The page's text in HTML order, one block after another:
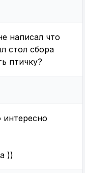
написал что
стол сбора
птичку?
интересно
))